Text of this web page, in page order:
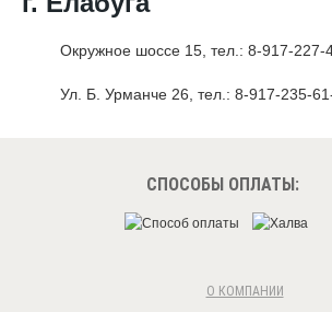
Окружное шоссе 15, тел.: 8-917-227-
Ул. Б. Урманче 26, тел.: 8-917-235-
СПОСОБЫ ОПЛАТЫ:
О КОМПАНИИ